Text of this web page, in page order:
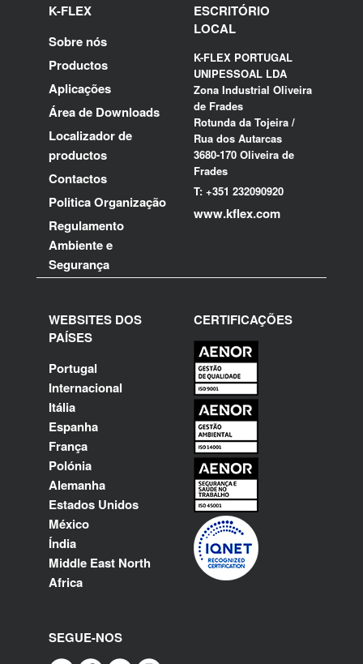
K-FLEX
Sobre nós
Productos
Aplicações
Área de Downloads
Localizador de
productos
Contactos
Politica Organização
Regulamento
Ambiente e
Segurança
ESCRITÓRIO
LOCAL
K-FLEX PORTUGAL
UNIPESSOAL LDA
Zona Industrial Oliveira
de Frades
Rotunda da Tojeira /
Rua dos Autarcas
3680-170 Oliveira de
Frades
T: +351 232090920
www.kflex.com
WEBSITES DOS
PAÍSES
Portugal
Internacional
Itália
Espanha
França
Polónia
Alemanha
Estados Unidos
México
Índia
Middle East North
Africa
CERTIFICAÇÕES
SEGUE-NOS